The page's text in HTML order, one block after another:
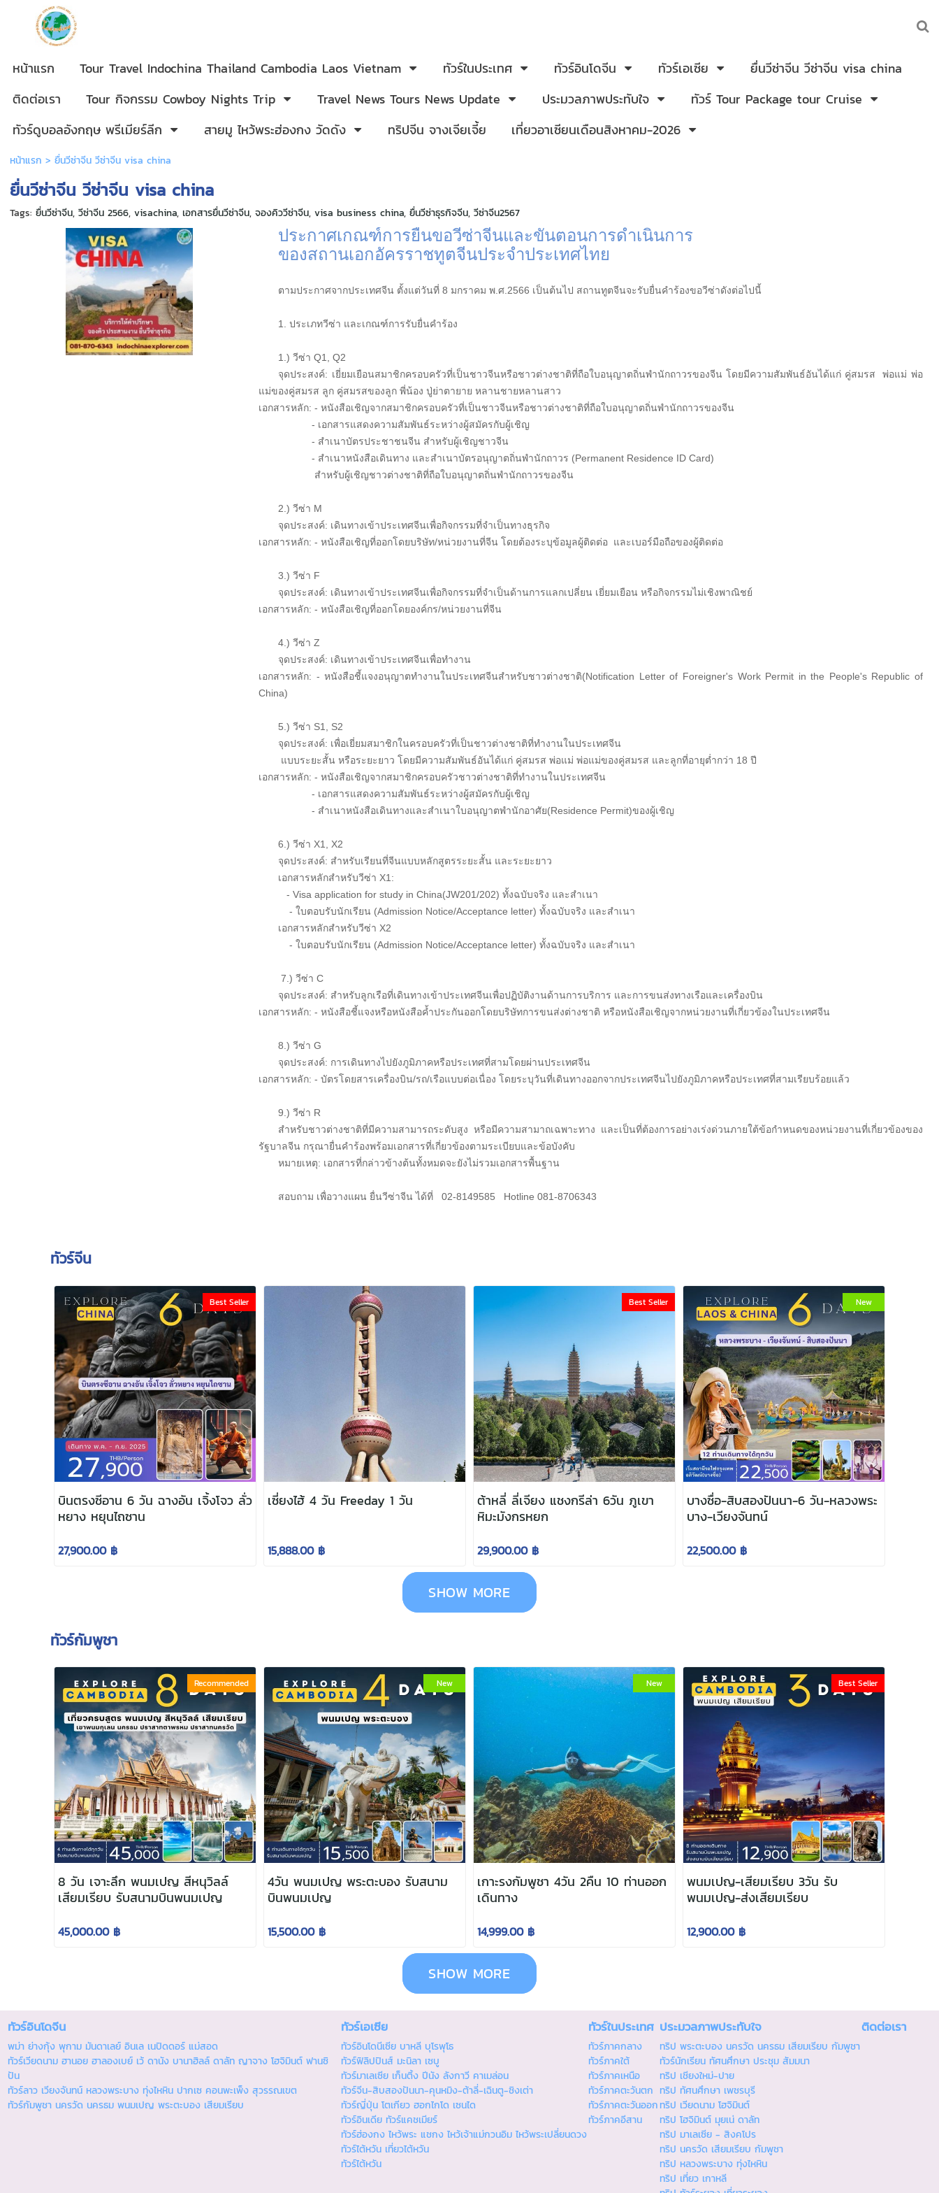
หน้าแรก Tour Travel Indochina Thailand Cambodia Laos Vietnam ทัวร์ในประเทศ ทัวร์อินโดจีน ทัวร์เอเซีย
ยื่นวีซ่าจีน วีซ่าจีน visa china
ติดต่อเรา
Tour กิจกรรม Cowboy Nights Trip Travel News Tours News Update ประมวลภาพประทับใจ
ทัวร์ Tour Package tour Cruise
ทัวร์ดูบอลอังกฤษ พรีเมียร์ลีก
สายมู ไหว้พระฮ่องกง วัดดัง ทริปจีน จางเจียเจี้ย เที่ยวอาเซียนเดือนสิงหาคม-2026
หน้าแรก > ยื่นวีซ่าจีน วีซ่าจีน visa china
ยื่นวีซ่าจีน วีซ่าจีน visa china
Tags: ยื่นวีซ่าจีน, วีซ่าจีน 2566, visachina, เอกสารยื่นวีซ่าจีน, จองคิววีซ่าจีน, visa business china, ยื่นวีซ่าธุรกิจจีน, วีซ่าจีน2567
ประกาศเกณฑ์การยื่นขอวีซ่าจีนและขั้นตอนการดำเนินการ
ของสถานเอกอัครราชทูตจีนประจำประเทศไทย
ตามประกาศจากประเทศจีน ตั้งแต่วันที่ 8 มกราคม พ.ศ.2566 เป็นต้นไป สถานทูตจีนจะรับยื่นคำร้องขอวีซ่าดังต่อไปนี้
1. ประเภทวีซ่า และเกณฑ์การรับยื่นคำร้อง
1.) วีซ่า Q1, Q2
จุดประสงค์: เยี่ยมเยือนสมาชิกครอบครัวที่เป็นชาวจีนหรือชาวต่างชาติที่ถือใบอนุญาตถิ่นพำนักถาวรของจีน โดยมีความสัมพันธ์อันได้แก่ คู่สมรส พ่อแม่ พ่อ
แม่ของคู่สมรส ลูก คู่สมรสของลูก พี่น้อง ปู่ย่าตายาย หลานชายหลานสาว
เอกสารหลัก: - หนังสือเชิญจากสมาชิกครอบครัวที่เป็นชาวจีนหรือชาวต่างชาติที่ถือใบอนุญาตถิ่นพำนักถาวรของจีน
- เอกสารแสดงความสัมพันธ์ระหว่างผู้สมัครกับผู้เชิญ
- สำเนาบัตรประชาชนจีน สำหรับผู้เชิญชาวจีน
- สำเนาหนังสือเดินทาง และสำเนาบัตรอนุญาตถิ่นพำนักถาวร (Permanent Residence ID Card)
สำหรับผู้เชิญชาวต่างชาติที่ถือใบอนุญาตถิ่นพำนักถาวรของจีน
2.) วีซ่า M
จุดประสงค์: เดินทางเข้าประเทศจีนเพื่อกิจกรรมที่จำเป็นทางธุรกิจ
เอกสารหลัก: - หนังสือเชิญที่ออกโดยบริษัท/หน่วยงานที่จีน โดยต้องระบุข้อมูลผู้ติดต่อ และเบอร์มือถือของผู้ติดต่อ
3.) วีซ่า F
จุดประสงค์: เดินทางเข้าประเทศจีนเพื่อกิจกรรมที่จำเป็นด้านการแลกเปลี่ยน เยี่ยมเยือน หรือกิจกรรมไม่เชิงพาณิชย์
เอกสารหลัก: - หนังสือเชิญที่ออกโดยองค์กร/หน่วยงานที่จีน
4.) วีซ่า Z
จุดประสงค์: เดินทางเข้าประเทศจีนเพื่อทำงาน
เอกสารหลัก: - หนังสือชี้แจงอนุญาตทำงานในประเทศจีนสำหรับชาวต่างชาติ(Notification Letter of Foreigner's Work Permit in the People's Republic of
China)
5.) วีซ่า S1, S2
จุดประสงค์: เพื่อเยี่ยมสมาชิกในครอบครัวที่เป็นชาวต่างชาติที่ทำงานในประเทศจีน
แบบระยะสั้น หรือระยะยาว โดยมีความสัมพันธ์อันได้แก่ คู่สมรส พ่อแม่ พ่อแม่ของคู่สมรส และลูกที่อายุต่ำกว่า 18 ปี
เอกสารหลัก: - หนังสือเชิญจากสมาชิกครอบครัวชาวต่างชาติที่ทำงานในประเทศจีน
- เอกสารแสดงความสัมพันธ์ระหว่างผู้สมัครกับผู้เชิญ
- สำเนาหนังสือเดินทางและสำเนาใบอนุญาตพำนักอาศัย(Residence Permit)ของผู้เชิญ
6.) วีซ่า X1, X2
จุดประสงค์: สำหรับเรียนที่จีนแบบหลักสูตรระยะสั้น และระยะยาว
เอกสารหลักสำหรับวีซ่า X1:
- Visa application for study in China(JW201/202) ทั้งฉบับจริง และสำเนา
- ใบตอบรับนักเรียน (Admission Notice/Acceptance letter) ทั้งฉบับจริง และสำเนา
เอกสารหลักสำหรับวีซ่า X2
- ใบตอบรับนักเรียน (Admission Notice/Acceptance letter) ทั้งฉบับจริง และสำเนา
7.) วีซ่า C
จุดประสงค์: สำหรับลูกเรือที่เดินทางเข้าประเทศจีนเพื่อปฏิบัติงานด้านการบริการ และการขนส่งทางเรือและเครื่องบิน
เอกสารหลัก: - หนังสือชี้แจงหรือหนังสือค้ำประกันออกโดยบริษัทการขนส่งต่างชาติ หรือหนังสือเชิญจากหน่วยงานที่เกี่ยวข้องในประเทศจีน
8.) วีซ่า G
จุดประสงค์: การเดินทางไปยังภูมิภาคหรือประเทศที่สามโดยผ่านประเทศจีน
เอกสารหลัก: - บัตรโดยสารเครื่องบิน/รถ/เรือแบบต่อเนื่อง โดยระบุวันที่เดินทางออกจากประเทศจีนไปยังภูมิภาคหรือประเทศที่สามเรียบร้อยแล้ว
9.) วีซ่า R
สำหรับชาวต่างชาติที่มีความสามารถระดับสูง หรือมีความสามาถเฉพาะทาง และเป็นที่ต้องการอย่างเร่งด่วนภายใต้ข้อกำหนดของหน่วยงานที่เกี่ยวข้องของ
รัฐบาลจีน กรุณายื่นคำร้องพร้อมเอกสารที่เกี่ยวข้องตามระเบียบและข้อบังคับ
หมายเหตุ: เอกสารที่กล่าวข้างต้นทั้งหมดจะยังไม่รวมเอกสารพื้นฐาน
สอบถาม เพื่อวางแผน ยื่นวีซ่าจีน ได้ที่ 02-8149585 Hotline 081-8706343
ทัวร์จีน
Best Seller
บินตรงซีอาน 6 วัน ฉางอัน เจิ้งโจว ลั่ว
หยาง หยุนไถซาน
27,900.00 ฿
เซี่ยงไฮ้ 4 วัน Freeday 1 วัน
15,888.00 ฿
Best Seller
ต้าหลี่ ลี่เจียง แชงกรีล่า 6วัน ภูเขา
หิมะมังกรหยก
29,900.00 ฿
New
บางซื่อ-สิบสองปันนา-6 วัน-หลวงพระ
บาง-เวียงจันทน์
22,500.00 ฿
SHOW MORE
ทัวร์กัมพูชา
Recommended
8 วัน เจาะลึก พนมเปญ สีหนุวิลล์
เสียมเรียบ รับสนามบินพนมเปญ
45,000.00 ฿
New
4วัน พนมเปญ พระตะบอง รับสนาม
บินพนมเปญ
15,500.00 ฿
New
เกาะรงกัมพูชา 4วัน 2คืน 10 ท่านออก
เดินทาง
14,999.00 ฿
Best Seller
พนมเปญ-เสียมเรียบ 3วัน รับ
พนมเปญ-ส่งเสียมเรียบ
12,900.00 ฿
SHOW MORE
ทัวร์อินโดจีน
พม่า ย่างกุ้ง พุกาม มันดาเลย์ อินเล เนปิดดอร์ แม่สอด
ทัวร์เวียดนาม ฮานอย ฮาลองเบย์ เว้ ดานัง บานาฮิลล์ ดาลัท ญาจาง โฮจิมินต์ ฟานซิ
ปัน
ทัวร์ลาว เวียงจันทน์ หลวงพระบาง ทุ่งไหหิน ปากเซ คอนพะเพ็ง สุวรรณเขต
ทัวร์กัมพูชา นครวัด นครธม พนมเปญ พระตะบอง เสียมเรียบ
ทัวร์เอเซีย
ทัวร์อินโดนีเซีย บาหลี บุโรพุโธ
ทัวร์ฟิลิปปินส์ มะนิลา เซบู
ทัวร์มาเลเซีย เก็นติ้ง ปีนัง ลังกาวี คาเมล่อน
ทัวร์จีน-สิบสองปันนา-คุนหมิง-ต้าลี่-เฉินตู-ชิงเต่า
ทัวร์ญี่ปุ่น โตเกียว ฮอกไกโด เซนได
ทัวร์อินเดีย ทัวร์แคชเมียร์
ทัวร์ฮ่องกง ไหว้พระ แชกง ไหว้เจ้าแม่กวนอิม ไหว้พระเปลี่ยนดวง
ทัวร์ไต้หวัน เที่ยวไต้หวัน
ทัวร์ไต้หวัน
ทัวร์ในประเทศ
ทัวร์ภาคกลาง
ทัวร์ภาคใต้
ทัวร์ภาคเหนือ
ทัวร์ภาคตะวันตก
ทัวร์ภาคตะวันออก
ทัวร์ภาคอีสาน
ประมวลภาพประทับใจ
ทริป พระตะบอง นครวัด นครธม เสียมเรียบ กัมพูชา
ทัวร์นักเรียน ทัศนศึกษา ประชุม สัมมนา
ทริป เชียงใหม่-ปาย
ทริป ทัศนศึกษา เพชรบุรี
ทริป เวียดนาม โฮจิมินต์
ทริป โฮจิมินต์ มุยเน่ ดาลัท
ทริป มาเลเซีย - สิงคโปร
ทริป นครวัด เสียมเรียบ กัมพูชา
ทริป หลวงพระบาง ทุ่งไหหิน
ทริป เที่ยว เกาหลี
ติดต่อเรา